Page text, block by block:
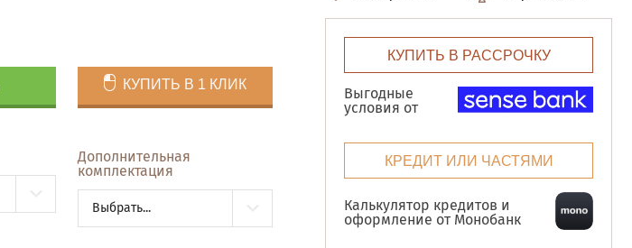
КУПИТЬ В 1 КЛИК
Дополнительная
комплектация
Выбрать...
КУПИТЬ В РАССРОЧКУ
Выгодные
условия от
КРЕДИТ ИЛИ ЧАСТЯМИ
Калькулятор кредитов и
оформление от Монобанк